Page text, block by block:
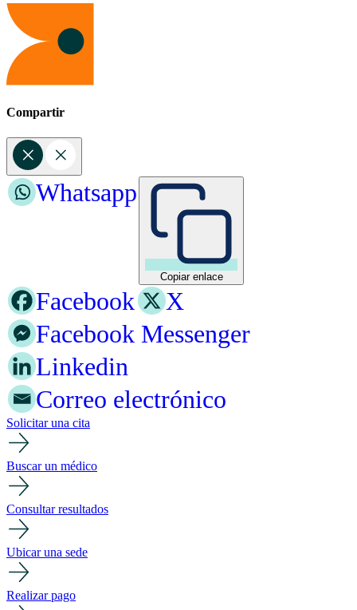
Compartir
Copiar enlace
Whatsapp
Facebook
X
Facebook Messenger
Linkedin
Correo electrónico
Solicitar una cita
Buscar un médico
Consultar resultados
Ubicar una sede
Realizar pago